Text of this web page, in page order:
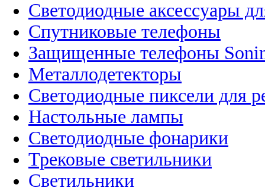
Светодиодные аксессуары
Спутниковые телефоны
Защищенные телефоны
Металлодетекторы
Светодиодные пиксели для
Настольные лампы
Светодиодные фонарики
Трековые светильники
Светильники